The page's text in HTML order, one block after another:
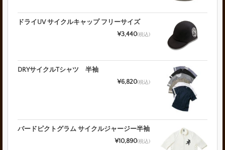
ドライUV サイクルキャップ フリーサイズ
¥3,440(税込)
DRYサイクルTシャツ 半袖
¥6,820(税込)
バードピクトグラム サイクルジャージー半袖
¥10,890(税込)